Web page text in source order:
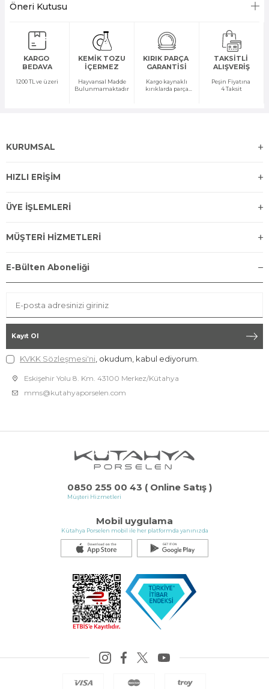
Öneri Kutusu
KARGO
BEDAVA
1200 TL ve üzeri
KEMİK TOZU
İÇERMEZ
Hayvansal Madde
Bulunmamaktadır
KIRIK PARÇA
GARANTİSİ
Kargo kaynaklı
kırıklarda parça
TAKSİTLİ
ALIŞVERİŞ
Peşin Fiyatına
4 Taksit
0850 255 00 43 ( Online Satış )
Müşteri Hizmetleri
Mobil uygulama
Kütahya Porselen mobil ile her platformda yanınızda
KURUMSAL
HIZLI ERİŞİM
ÜYE İŞLEMLERİ
MÜŞTERİ HİZMETLERİ
E-Bülten Aboneliği
Kayıt Ol
KVKK Sözleşmesi'ni , okudum, kabul ediyorum.
Eskişehir Yolu 8. Km. 43100 Merkez/Kütahya
mms@kutahyaporselen.com